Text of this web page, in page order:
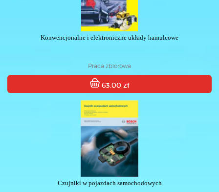
Konwencjonalne i elektroniczne układy hamulcowe
Praca zbiorowa
63.00 zł
Czujniki w pojazdach samochodowych